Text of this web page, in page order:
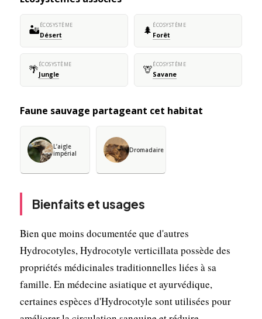
🏜️ÉCOSYSTÈME
Désert 🌲 ÉCOSYSTÈME
Forêt
🌴ÉCOSYSTÈME
Jungle 🦒ÉCOSYSTÈME
Savane
Faune sauvage partageant cet habitat
L’aigle
impérial
Dromadaire
Bienfaits et usages
Bien que moins documentée que d'autres
Hydrocotyles, Hydrocotyle verticillata possède des
propriétés médicinales traditionnelles liées à sa
famille. En médecine asiatique et ayurvédique,
certaines espèces d'Hydrocotyle sont utilisées pour